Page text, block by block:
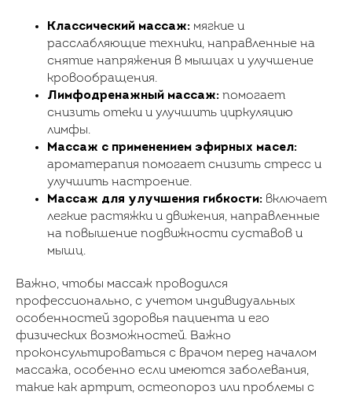
Классический массаж: мягкие и
расслабляющие техники, направленные на
снятие напряжения в мышцах и улучшение
кровообращения.
Лимфодренажный массаж: помогает
снизить отеки и улучшить циркуляцию
лимфы.
Массаж с применением эфирных масел:
ароматерапия помогает снизить стресс и
улучшить настроение.
Массаж для улучшения гибкости: включает
легкие растяжки и движения, направленные
на повышение подвижности суставов и
мышц.
Важно, чтобы массаж проводился
профессионально, с учетом индивидуальных
особенностей здоровья пациента и его
физических возможностей. Важно
проконсультироваться с врачом перед началом
массажа, особенно если имеются заболевания,
такие как артрит, остеопороз или проблемы с